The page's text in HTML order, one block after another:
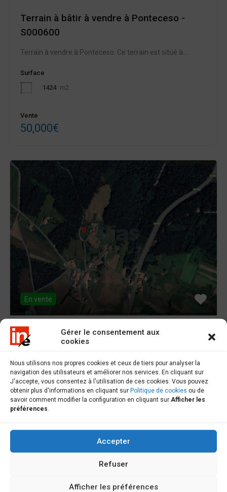
Gérer le consentement aux
cookies
Nous utilisons nos propres cookies et ceux de tiers pour analyser la
navigation des utilisateurs et améliorer nos services. En cliquant sur
J'accepte, vous consentez à l'utilisation de ces cookies. Vous pouvez
obtenir plus d'informations en cliquant sur Politique de cookies ou de
savoir comment modifier la configuration en cliquant sur Afficher les
préférences
Accepter
Refuser
Afficher les préférences
Terrain à bâtir à vendre à Ponteceso -
S000600
Terrain à vendre à Ponteceso. Ce terrain est situé à...
Surface
1424 m2
Vente
50,000€
En vente
Terrain à bâtir à vendre à Borneiro -
S000591
Terrain à vendre à Borneiro, terrain urbain à Borneiro
avec...
Surface